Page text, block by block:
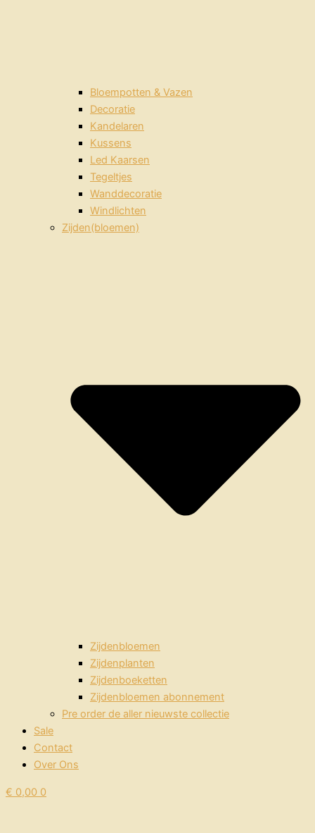
Bloempotten & Vazen
Decoratie
Kandelaren
Kussens
Led Kaarsen
Tegeltjes
Wanddecoratie
Windlichten
Zijden(bloemen)
Zijdenbloemen
Zijdenplanten
Zijdenboeketten
Zijdenbloemen abonnement
Pre order de aller nieuwste collectie
Sale
Contact
Over Ons
€ 0,00 0